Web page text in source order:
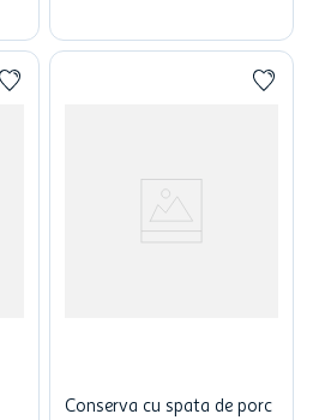
Conserva cu spata de porc